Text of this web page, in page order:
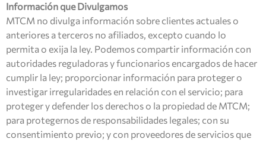
Información que Divulgamos
MTCM no divulga información sobre clientes actuales o
anteriores a terceros no afiliados, excepto cuando lo
permita o exija la ley. Podemos compartir información con
autoridades reguladoras y funcionarios encargados de hacer
cumplir la ley; proporcionar información para proteger o
investigar irregularidades en relación con el servicio; para
proteger y defender los derechos o la propiedad de MTCM;
para protegernos de responsabilidades legales; con su
consentimiento previo; y con proveedores de servicios que